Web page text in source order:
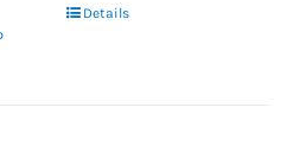
Details